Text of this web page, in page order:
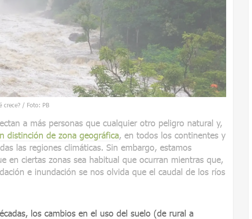
crece? / Foto: PB
a más personas que cualquier otro peligro natural y,
distinción de zona geográfica, en todos los continentes y
las regiones climáticas. Sin embargo, estamos
en ciertas zonas sea habitual que ocurran mientras que,
e inundación se nos olvida que el caudal de los ríos
los cambios en el uso del suelo (de rural a